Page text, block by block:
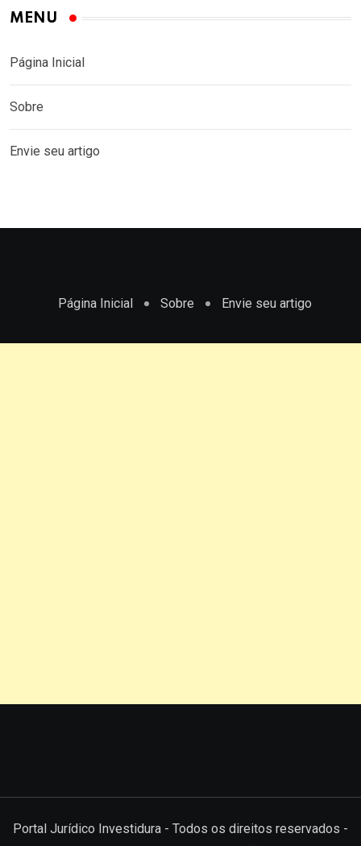
MENU
Página Inicial
Sobre
Envie seu artigo
Página Inicial Sobre Envie seu artigo
Portal Jurídico Investidura - Todos os direitos reservados -